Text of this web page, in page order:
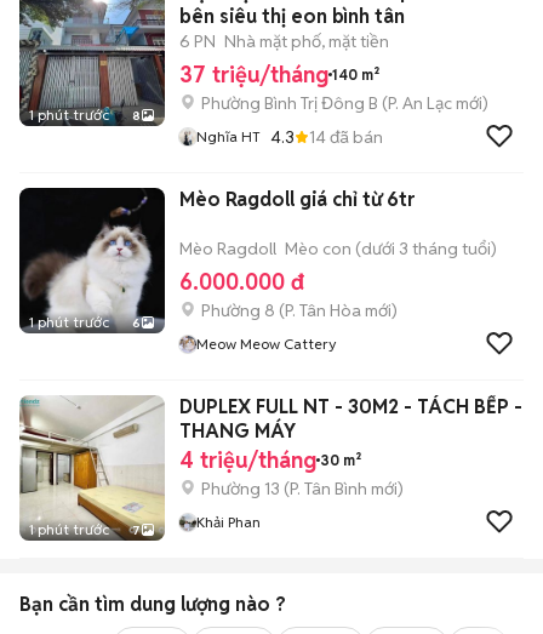
1 phút trước 8
bên siêu thị eon bình tân
6 PN Nhà mặt phố, mặt tiền
37 triệu/tháng 140 m²
Phường Bình Trị Đông B (P. An Lạc mới)
Nghĩa HT 4.3 14đã bán
1 phút trước 6
Mèo Ragdoll giá chỉ từ 6tr
Mèo Ragdoll Mèo con (dưới 3 tháng tuổi)
6.000.000 đ
Phường 8 (P. Tân Hòa mới)
Meow Meow Cattery
1 phút trước 7
DUPLEX FULL NT - 30M2 - TÁCH BẾP -
THANG MÁY
4 triệu/tháng 30 m²
Phường 13 (P. Tân Bình mới)
Khải Phan
Bạn cần tìm dung lượng nào ?